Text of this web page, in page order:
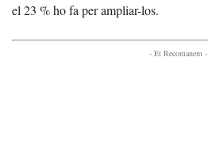
el 23 % ho fa per ampliar-los.
- Et Recomanem -